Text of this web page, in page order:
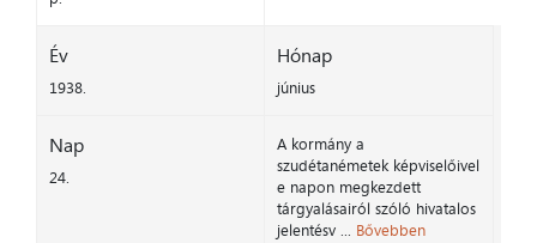
Év
1938.
Hónap
június
Nap
24.
A kormány a
szudétanémetek képviselőivel
e napon megkezdett
tárgyalásairól szóló hivatalos
jelentésv ... Bővebben